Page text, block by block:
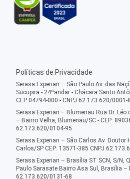
Políticas de Privacidade
Serasa Experian – São Paulo Av. das
Sucupira - 24ºandar - Chácara Santo
CEP:04794-000 - CNPJ 62.173.620/0001-
Serasa Experian – Blumenau Rua Dr.
– Bairro Velha, Blumenau/SC - CEP:
62.173.620/0104-95
Serasa Experian – São Carlos Av. Doutor
Carlos/SP CEP: 13571-385 CNPJ
Serasa Experian – Brasília ST SCN, S/N,
Paulo Sarasate Bairro Asa Sul, Brasília –
62.173.620/0131-68